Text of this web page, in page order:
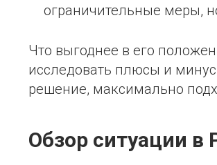
ограничительные меры,
Что выгоднее в его
исследовать плюсы и
решение, максимально
Обзор ситуации в